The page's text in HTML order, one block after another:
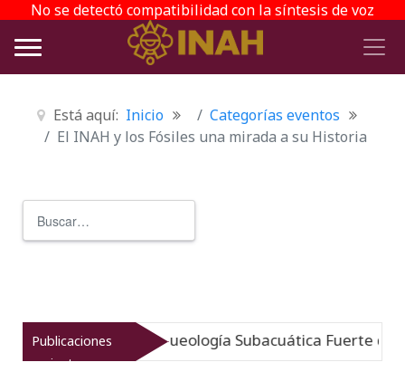
No se detectó compatibilidad con la síntesis de voz
Está aquí: Inicio
Categorías eventos
El INAH y los Fósiles una mirada a su Historia
Publicaciones
recientes
Museo de Arqueología Subacuática Fuerte de